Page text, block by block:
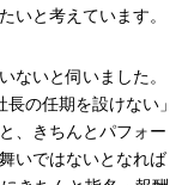
いと考えています。
ないと伺いました。
の任期を設けない」
、きちんとパフォー
いではないとなれば